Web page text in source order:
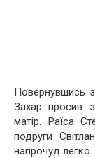
Повернувшись
Захар просив
матір. Раїса
подруги
напрочуд легко.